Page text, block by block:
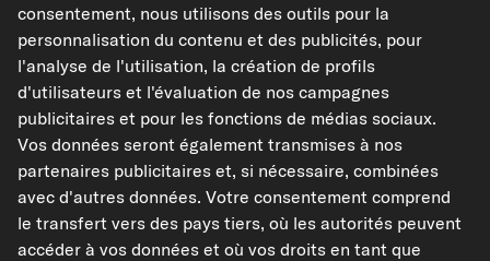
Juridique
Modes de paiement acceptés
consentement, nous utilisons des outils pour la
personnalisation du contenu et des publicités, pour
l'analyse de l'utilisation, la création de profils
d'utilisateurs et l'évaluation de nos campagnes
publicitaires et pour les fonctions de médias sociaux.
Vos données seront également transmises à nos
partenaires publicitaires et, si nécessaire, combinées
avec d'autres données. Votre consentement comprend
le transfert vers des pays tiers, où les autorités peuvent
accéder à vos données et où vos droits en tant que